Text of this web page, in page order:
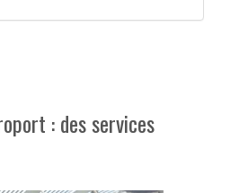
: des services